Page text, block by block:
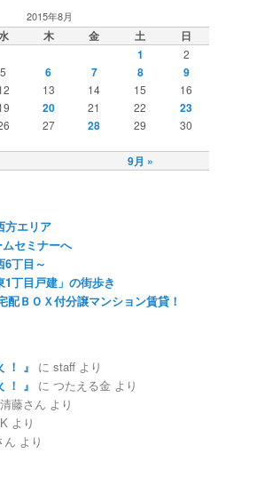
2015年8月
木 金 土 日
9月 »
1 2
5 6 7 8 9
13 14 15 16
20 21 22 23
27 28 29
30
エリア
セミナーへ
6丁目～
丁目戸建」の街歩き
配ＢＯＸ付分譲マンション賃貸！
！ 』 にstaff より
！ 』
につたえる金 より
清藤さん より
K より
ん より